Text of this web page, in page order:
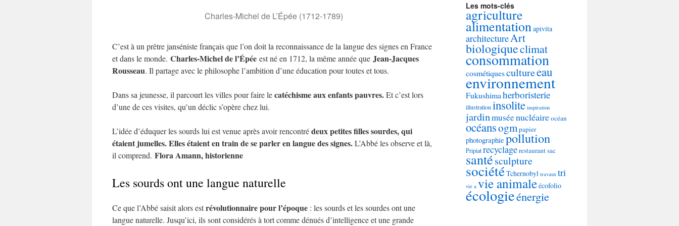
Charles-Michel de L’Épée (1712-1789)
C’est à un prêtre janséniste français que l’on doit la reconnaissance de la langue des signes en France
et dans le monde. Charles-Michel de l’Épée est né en 1712, la même année que Jean-Jacques
Rousseau. Il partage avec le philosophe l’ambition d’une éducation pour toutes et tous.
Dans sa jeunesse, il parcourt les villes pour faire lecatéchisme aux enfants pauvres.Et c’est lors
d’une de ces visites, qu’un déclic s’opère chez lui.
L’idée d’éduquer les sourds lui est venue après avoir rencontrédeux petites filles sourdes, qui
étaient jumelles. Elles étaient en train de se parler en langue des signes.L’Abbé les observe et là,
il comprend. Flora Amann, historienne
Les sourds ont une langue naturelle
Ce que l’Abbé saisit alors estrévolutionnaire pour l’époque : les sourds et les sourdes ont une
langue naturelle. Jusqu’ici, ils sont considérés à tort comme dénués d’intelligence et une grande
Les mots-clés
agriculture
alimentationapivita
architectureArt
biologiqueclimat
consommation
cosmétiquescultureeau
environnement
Fukushimaherboristerie
illustrationinsolite inspiration
jardinmuséenucléaireocéan
océansogmpapier
photographie pollution
Pripiatrecyclagerestaurantsac
santésculpture
sociétéTchernobyl travaux tri
vie a vie animaleécofolio
écologieénergie